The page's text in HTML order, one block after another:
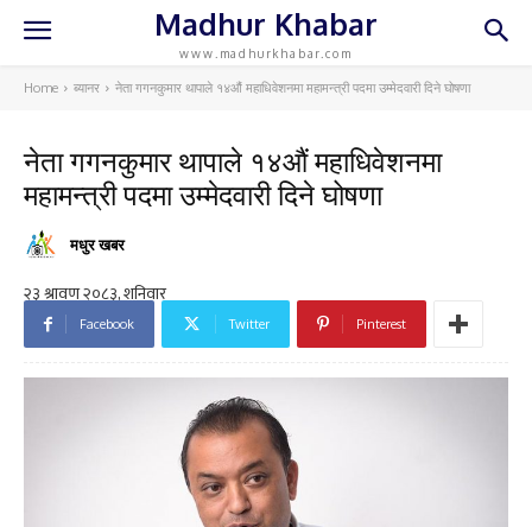
Madhur Khabar
www.madhurkhabar.com
Home ब्यानर नेता गगनकुमार थापाले १४औं महाधिवेशनमा महामन्त्री पदमा उम्मेदवारी दिने घोषणा
नेता गगनकुमार थापाले १४औं महाधिवेशनमा
महामन्त्री पदमा उम्मेदवारी दिने घोषणा
मधुर खबर
Facebook Twitter Pinterest